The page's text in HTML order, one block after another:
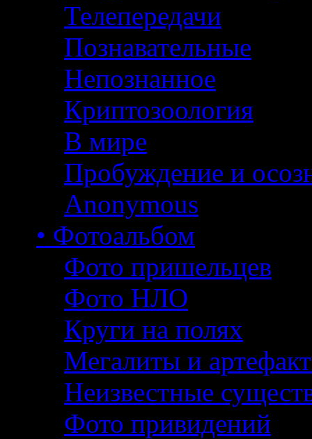
Телепередачи
Познавательные
Непознанное
Криптозоология
В мире
Пробуждение и
Anonymous
• Фотоальбом
Фото пришельцев
Фото НЛО
Круги на полях
Мегалиты и
Неизвестные
Фото привидений